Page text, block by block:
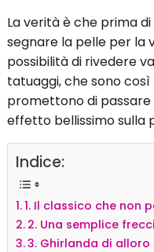
La verità è che prima
segnare la pelle per la
possibilità di rivedere
tatuaggi, che sono
promettono di passare
effetto bellissimo sulla
Indice:
1. Il classico che non
2. Una semplice
3. Ghirlanda di